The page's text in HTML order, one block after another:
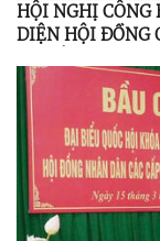
HỘI NGHỊ CÔNG
DIỆN HỘI ĐỒNG QUẢN TRỊ NGÂN